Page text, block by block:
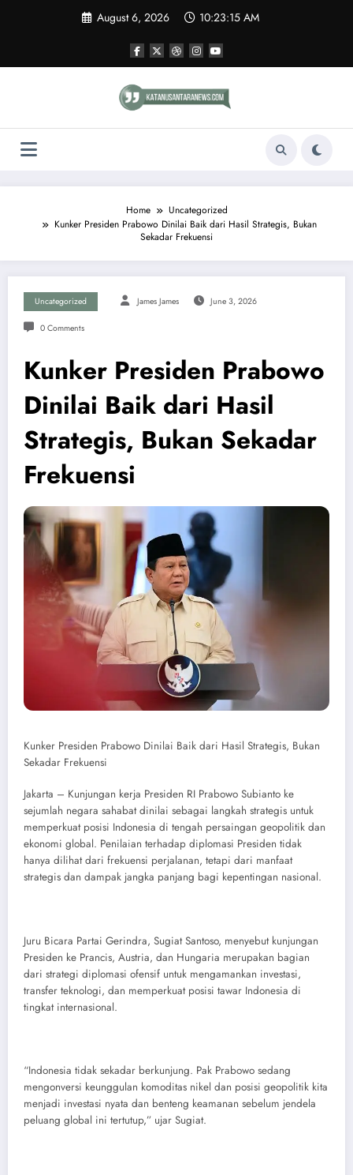
August 6, 2026 10:23:16 AM
Home
Uncategorized
Kunker Presiden Prabowo Dinilai Baik dari Hasil Strategis, Bukan
Sekadar Frekuensi
Uncategorized James James June 3, 2026
0 Comments
Kunker Presiden Prabowo
Dinilai Baik dari Hasil
Strategis, Bukan Sekadar
Frekuensi
Kunker Presiden Prabowo Dinilai Baik dari Hasil Strategis, Bukan
Sekadar Frekuensi
Jakarta – Kunjungan kerja Presiden RI Prabowo Subianto ke
sejumlah negara sahabat dinilai sebagai langkah strategis untuk
memperkuat posisi Indonesia di tengah persaingan geopolitik dan
ekonomi global. Penilaian terhadap diplomasi Presiden tidak
hanya dilihat dari frekuensi perjalanan, tetapi dari manfaat
strategis dan dampak jangka panjang bagi kepentingan nasional.
Juru Bicara Partai Gerindra, Sugiat Santoso, menyebut kunjungan
Presiden ke Prancis, Austria, dan Hungaria merupakan bagian
dari strategi diplomasi ofensif untuk mengamankan investasi,
transfer teknologi, dan memperkuat posisi tawar Indonesia di
tingkat internasional.
“Indonesia tidak sekadar berkunjung. Pak Prabowo sedang
mengonversi keunggulan komoditas nikel dan posisi geopolitik kita
menjadi investasi nyata dan benteng keamanan sebelum jendela
peluang global ini tertutup,” ujar Sugiat.